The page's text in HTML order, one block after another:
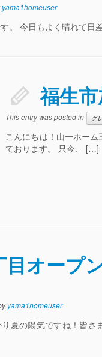
yama1homeuser
。 今日もよく晴れて
福生
This entry was posted in グ
こんにちは！山一ホー
ております。 只今、 […]
オープ
yama1homeuser
夏の陽気ですね！皆さ